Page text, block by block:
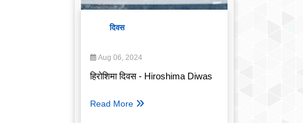
दिवस
Aug 06, 2024
हिरोशिमा दिवस - Hiroshima Diwas
Read More